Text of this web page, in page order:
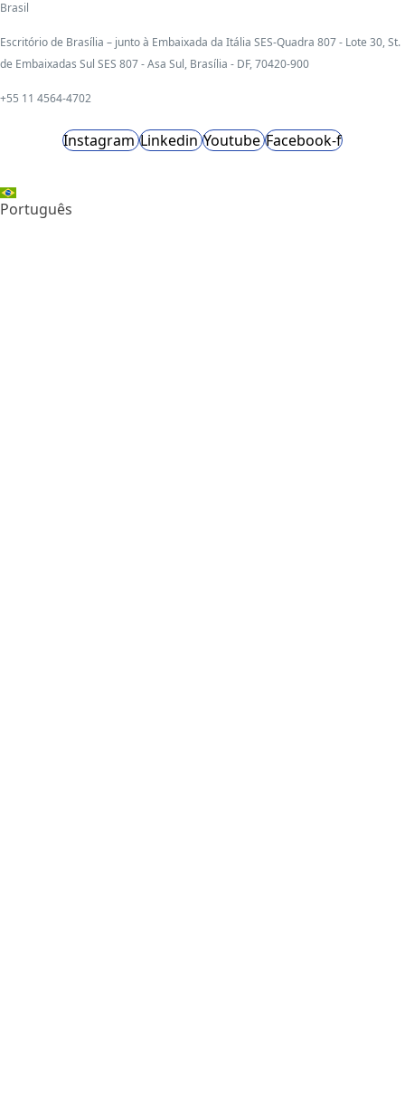
Brasil
Escritório de Brasília – junto à Embaixada da Itália SES-Quadra 807 - Lote 30, St.
de Embaixadas Sul SES 807 - Asa Sul, Brasília - DF, 70420-900
+55 11 4564-4702
Instagram Linkedin Youtube Facebook-f
Português